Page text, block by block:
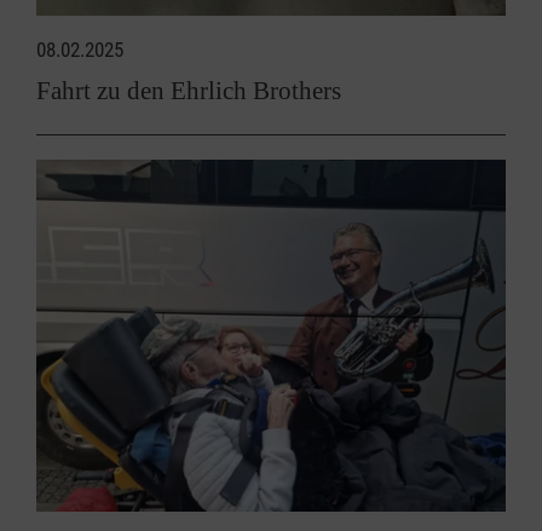
08.02.2025
Fahrt zu den Ehrlich Brothers